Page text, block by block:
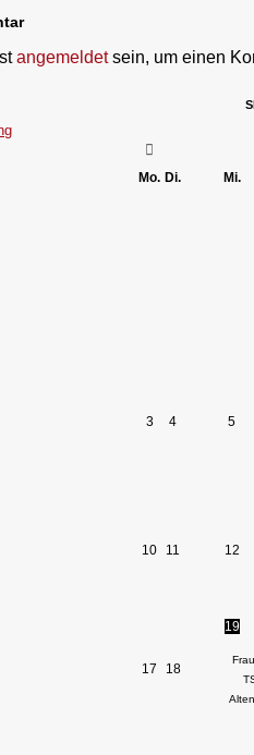
angemeldetsein, um einen
Mo. Di. Mi.
3 4 5
10 11 12
17 18
19